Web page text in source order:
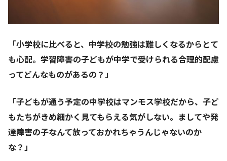
「小学校に比べると、中学校の勉強は難しくなるからとて
も心配。学習障害の子どもが中学で受けられる合理的配慮
ってどんなものがあるの？」
「子どもが通う予定の中学校はマンモス学校だから、子ど
もたちがきめ細かく見てもらえる気がしない。ましてや発
達障害の子なんて放っておかれちゃうんじゃないのか
な？」